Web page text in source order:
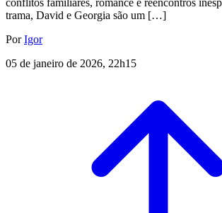
conflitos familiares, romance e reencontros
trama, David e Georgia são um […]
PorIgor
05 de janeiro de 2026, 22h15